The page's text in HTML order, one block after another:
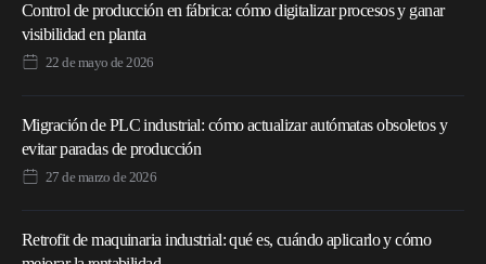
Control de producción en fábrica: cómo digitalizar procesos y ganar
visibilidad en planta
22 de mayo de 2026
Migración de PLC industrial: cómo actualizar autómatas obsoletos y
evitar paradas de producción
27 de marzo de 2026
Retrofit de maquinaria industrial: qué es, cuándo aplicarlo y cómo